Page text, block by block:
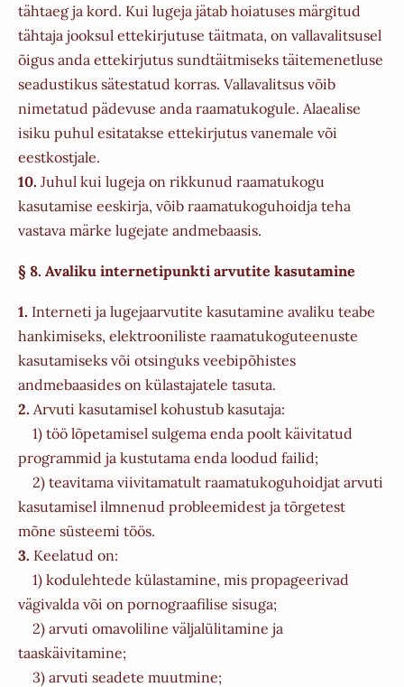
tähtaeg ja kord. Kui lugeja jätab hoiatuses märgitud
tähtaja jooksul ettekirjutuse täitmata, on vallavalitsusel
õigus anda ettekirjutus sundtäitmiseks täitemenetluse
seadustikus sätestatud korras. Vallavalitsus võib
nimetatud pädevuse anda raamatukogule. Alaealise
isiku puhul esitatakse ettekirjutus vanemale või
eestkostjale.
10. Juhul kui lugeja on rikkunud raamatukogu
kasutamise eeskirja, võib raamatukoguhoidja teha
vastava märke lugejate andmebaasis.
§ 8. Avaliku internetipunkti arvutite kasutamine
1. Interneti ja lugejaarvutite kasutamine avaliku teabe
hankimiseks, elektrooniliste raamatukoguteenuste
kasutamiseks või otsinguks veebipõhistes
andmebaasides on külastajatele tasuta.
2. Arvuti kasutamisel kohustub kasutaja:
1) töö lõpetamisel sulgema enda poolt käivitatud
programmid ja kustutama enda loodud failid;
2) teavitama viivitamatult raamatukoguhoidjat arvuti
kasutamisel ilmnenud probleemidest ja tõrgetest
mõne süsteemi töös.
3. Keelatud on:
1) kodulehtede külastamine, mis propageerivad
vägivalda või on pornograafilise sisuga;
2) arvuti omavoliline väljalülitamine ja
taaskäivitamine;
3) arvuti seadete muutmine;